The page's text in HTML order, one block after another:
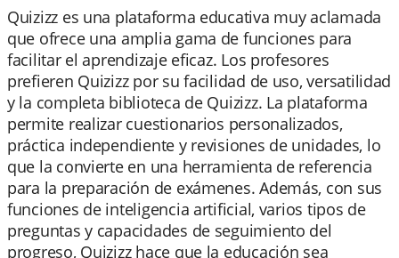
Quizizz es una plataforma educativa muy aclamada
que ofrece una amplia gama de funciones para
facilitar el aprendizaje eficaz. Los profesores
prefieren Quizizz por su facilidad de uso, versatilidad
y la completa biblioteca de Quizizz. La plataforma
permite realizar cuestionarios personalizados,
práctica independiente y revisiones de unidades, lo
que la convierte en una herramienta de referencia
para la preparación de exámenes. Además, con sus
funciones de inteligencia artificial, varios tipos de
preguntas y capacidades de seguimiento del
progreso, Quizizz hace que la educación sea